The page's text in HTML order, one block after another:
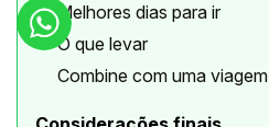
Melhores dias para ir
O que levar
Combine com uma